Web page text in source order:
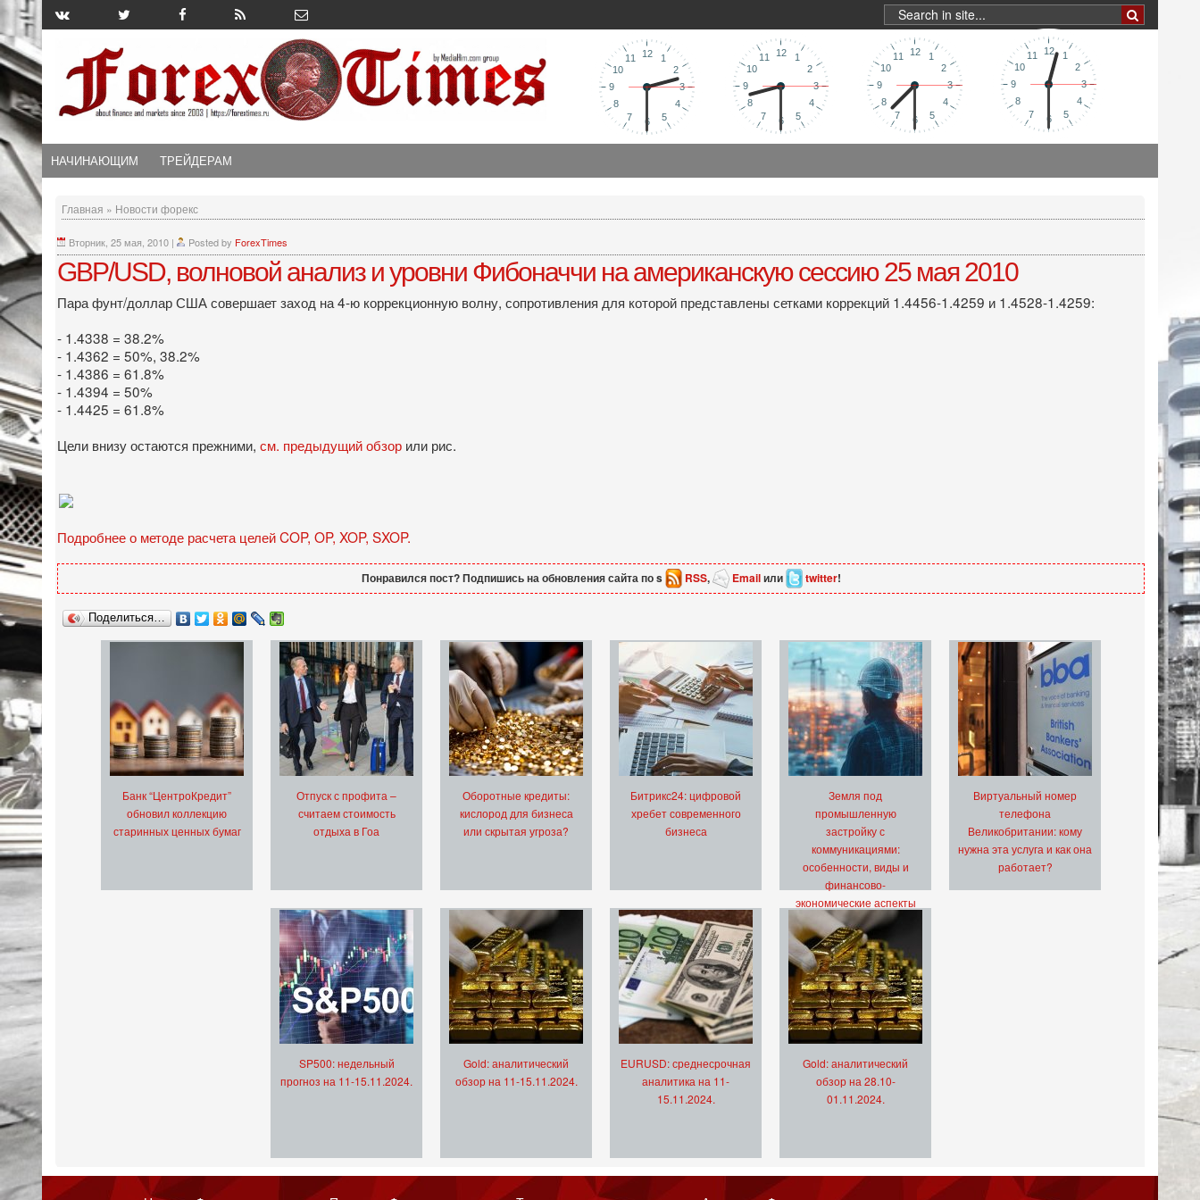
НАЧИНАЮЩИМ ТРЕЙДЕРАМ
Главная » Новости форекс
Вторник, 25 мая, 2010 | Posted by ForexTimes
GBP/USD, волновой анализ и уровни Фибоначчи на американскую сессию 25 мая 2010
Пара фунт/доллар США совершает заход на 4-ю коррекционную волну, сопротивления для которой представлены сетками коррекций 1.4456-1.4259 и 1.4528-1.4259:
- 1.4338 = 38.2%
- 1.4362 = 50%, 38.2%
- 1.4386 = 61.8%
- 1.4394 = 50%
- 1.4425 = 61.8%
Цели внизу остаются прежними, см. предыдущий обзор или рис.
Подробнее о методе расчета целей COP, OP, XOP, SXOP.
Понравился пост? Подпишись на обновления сайта по s RSS, Emailили twitter!
Поделиться…
Банк “ЦентроКредит”
обновил коллекцию
старинных ценных бумаг
Отпуск с профита –
считаем стоимость
отдыха в Гоа
Оборотные кредиты:
кислород для бизнеса
или скрытая угроза?
Битрикс24: цифровой
хребет современного
бизнеса
Земля под
промышленную
застройку с
коммуникациями:
особенности, виды и
финансово-
экономические аспекты
Виртуальный номер
телефона
Великобритании: кому
нужна эта услуга и как она
работает?
SP500: недельный
прогноз на 11-15.11.2024.
Gold: аналитический
обзор на 11-15.11.2024.
EURUSD: среднесрочная
аналитика на 11-
15.11.2024.
Gold: аналитический
обзор на 28.10-
01.11.2024.